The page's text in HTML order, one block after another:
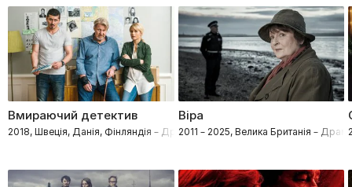
Вмираючий детектив
2018, Швеція, Данія, Фінляндія – Драми, Кримінал, Детективи
Віра
2011 – 2025, Велика Британія –